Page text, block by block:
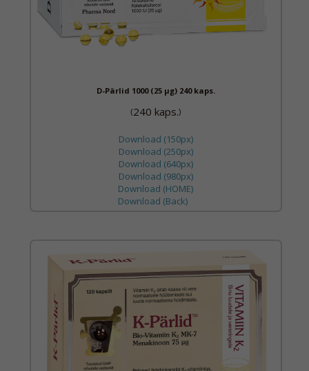
D-Pärlid 1000 (25 µg) 240 kaps.
(240 kaps.)
Download (150px)
Download (250px)
Download (640px)
Download (980px)
Download (HOME)
Download (Back)